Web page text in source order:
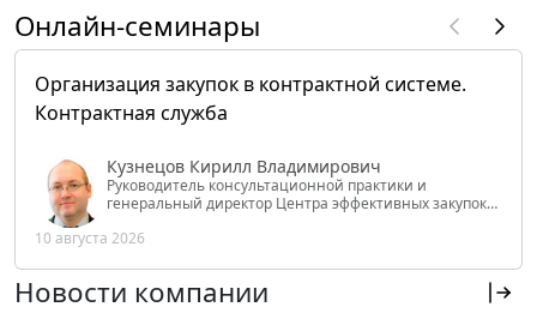
Онлайн-семинары
Организация закупок в контрактной системе.
Контрактная служба
Кузнецов Кирилл Владимирович
Руководитель консультационной практики и
генеральный директор Центра эффективных закупок
РФ
10 августа 2026
Новости компании